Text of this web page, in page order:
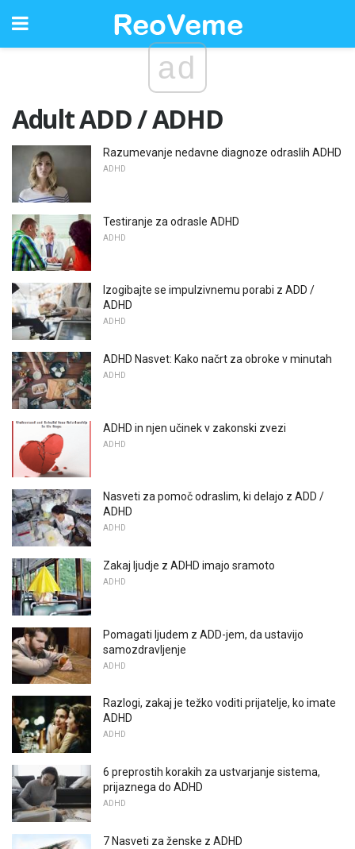
ad
Adult ADD / ADHD
Razumevanje nedavne diagnoze odraslih ADHD
ADHD
Testiranje za odrasle ADHD
ADHD
Izogibajte se impulzivnemu porabi z ADD /
ADHD
ADHD
ADHD Nasvet: Kako načrt za obroke v minutah
ADHD
ADHD in njen učinek v zakonski zvezi
ADHD
Nasveti za pomoč odraslim, ki delajo z ADD /
ADHD
ADHD
Zakaj ljudje z ADHD imajo sramoto
ADHD
Pomagati ljudem z ADD-jem, da ustavijo
samozdravljenje
ADHD
Razlogi, zakaj je težko voditi prijatelje, ko imate
ADHD
ADHD
6 preprostih korakih za ustvarjanje sistema,
prijaznega do ADHD
ADHD
7 Nasveti za ženske z ADHD